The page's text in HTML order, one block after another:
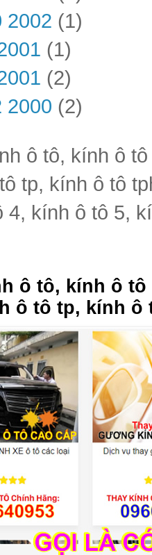
2002 (1)
(1)
(2)
2000 (2)
ô tô, kính ô
tp, kính ô tô
4, kính ô tô 5,
ô tô, kính ô
ô tô tp, kính ô